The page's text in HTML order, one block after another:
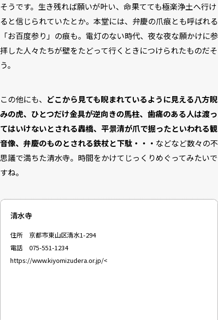
そうです。生き残れば願いが叶い、命果てても極楽浄土へ行け
ると信じられていたとか。本堂には、弁慶の爪痕とも呼ばれる
「お百度参り」の痕も。電灯のない時代、夜な夜な願かけに参
拝した人々たちが壁をたどって行くときにつけられたものだそ
う。
この他にも、 どこから見ても睨まれているように見える八方睨
みの虎、ひとつだけ金具が逆向きの馬柱、歯痛のある人は渡っ
てはいけないとされる轟橋、平景清が爪で掘ったといわれる観
音像、弁慶のものとされる鉄杖と下駄・・・ などなど数々の不
思議で満ちた清水寺。時間をかけてじっくりめぐってみたいで
すね。
清水寺
住所 京都市東山区清水1-294
電話 075-551-1234
https://www.kiyomizudera.or.jp/<